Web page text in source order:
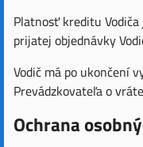
Platnosť kreditu
prijatej objednávky
Vodič má po ukončení
Prevádzkovateľa o
Ochrana